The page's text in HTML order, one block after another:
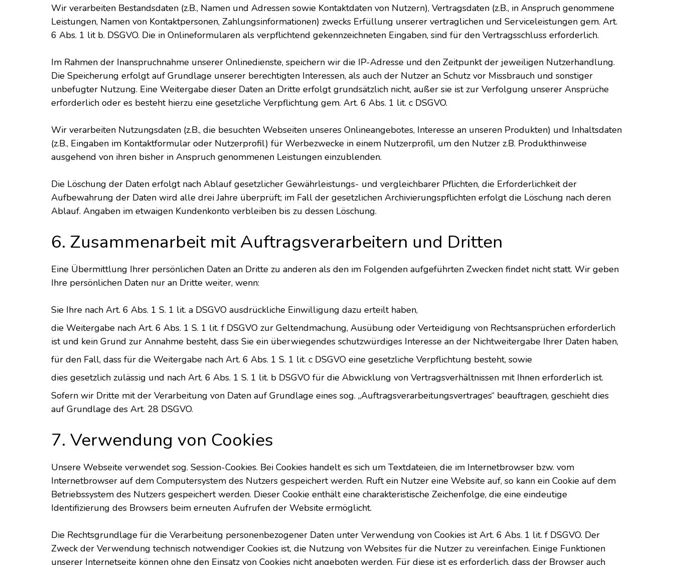
Wir verarbeiten Bestandsdaten (z.B., Namen und Adressen sowie Kontaktdaten von Nutzern), Vertragsdaten (z.B., in Anspruch genommene
Leistungen, Namen von Kontaktpersonen, Zahlungsinformationen) zwecks Erfüllung unserer vertraglichen und Serviceleistungen gem. Art.
6 Abs. 1 lit b. DSGVO. Die in Onlineformularen als verpflichtend gekennzeichneten Eingaben, sind für den Vertragsschluss erforderlich.
Im Rahmen der Inanspruchnahme unserer Onlinedienste, speichern wir die IP-Adresse und den Zeitpunkt der jeweiligen Nutzerhandlung.
Die Speicherung erfolgt auf Grundlage unserer berechtigten Interessen, als auch der Nutzer an Schutz vor Missbrauch und sonstiger
unbefugter Nutzung. Eine Weitergabe dieser Daten an Dritte erfolgt grundsätzlich nicht, außer sie ist zur Verfolgung unserer Ansprüche
erforderlich oder es besteht hierzu eine gesetzliche Verpflichtung gem. Art. 6 Abs. 1 lit. c DSGVO.
Wir verarbeiten Nutzungsdaten (z.B., die besuchten Webseiten unseres Onlineangebotes, Interesse an unseren Produkten) und Inhaltsdaten
(z.B., Eingaben im Kontaktformular oder Nutzerprofil) für Werbezwecke in einem Nutzerprofil, um den Nutzer z.B. Produkthinweise
ausgehend von ihren bisher in Anspruch genommenen Leistungen einzublenden.
Die Löschung der Daten erfolgt nach Ablauf gesetzlicher Gewährleistungs- und vergleichbarer Pflichten, die Erforderlichkeit der
Aufbewahrung der Daten wird alle drei Jahre überprüft; im Fall der gesetzlichen Archivierungspflichten erfolgt die Löschung nach deren
Ablauf. Angaben im etwaigen Kundenkonto verbleiben bis zu dessen Löschung.
6. Zusammenarbeit mit Auftragsverarbeitern und Dritten
Eine Übermittlung Ihrer persönlichen Daten an Dritte zu anderen als den im Folgenden aufgeführten Zwecken findet nicht statt. Wir geben
Ihre persönlichen Daten nur an Dritte weiter, wenn:
Sie Ihre nach Art. 6 Abs. 1 S. 1 lit. a DSGVO ausdrückliche Einwilligung dazu erteilt haben,
die Weitergabe nach Art. 6 Abs. 1 S. 1 lit. f DSGVO zur Geltendmachung, Ausübung oder Verteidigung von Rechtsansprüchen erforderlich
ist und kein Grund zur Annahme besteht, dass Sie ein überwiegendes schutzwürdiges Interesse an der Nichtweitergabe Ihrer Daten haben,
für den Fall, dass für die Weitergabe nach Art. 6 Abs. 1 S. 1 lit. c DSGVO eine gesetzliche Verpflichtung besteht, sowie
dies gesetzlich zulässig und nach Art. 6 Abs. 1 S. 1 lit. b DSGVO für die Abwicklung von Vertragsverhältnissen mit Ihnen erforderlich ist.
Sofern wir Dritte mit der Verarbeitung von Daten auf Grundlage eines sog. „Auftragsverarbeitungsvertrages“ beauftragen, geschieht dies
auf Grundlage des Art. 28 DSGVO.
7. Verwendung von Cookies
Unsere Webseite verwendet sog. Session-Cookies. Bei Cookies handelt es sich um Textdateien, die im Internetbrowser bzw. vom
Internetbrowser auf dem Computersystem des Nutzers gespeichert werden. Ruft ein Nutzer eine Website auf, so kann ein Cookie auf dem
Betriebssystem des Nutzers gespeichert werden. Dieser Cookie enthält eine charakteristische Zeichenfolge, die eine eindeutige
Identifizierung des Browsers beim erneuten Aufrufen der Website ermöglicht.
Die Rechtsgrundlage für die Verarbeitung personenbezogener Daten unter Verwendung von Cookies ist Art. 6 Abs. 1 lit. f DSGVO. Der
Zweck der Verwendung technisch notwendiger Cookies ist, die Nutzung von Websites für die Nutzer zu vereinfachen. Einige Funktionen
unserer Internetseite können ohne den Einsatz von Cookies nicht angeboten werden. Für diese ist es erforderlich, dass der Browser auch